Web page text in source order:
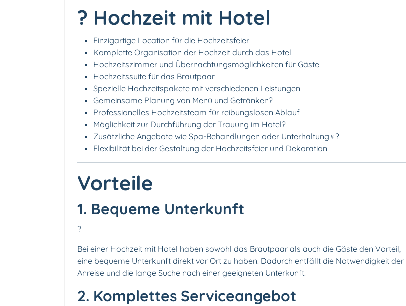
? Hochzeit mit Hotel
Einzigartige Location für die Hochzeitsfeier
Komplette Organisation der Hochzeit durch das Hotel
Hochzeitszimmer und Übernachtungsmöglichkeiten für Gäste️
Hochzeitssuite für das Brautpaar
Spezielle Hochzeitspakete mit verschiedenen Leistungen
Gemeinsame Planung von Menü und Getränken️?
Professionelles Hochzeitsteam für reibungslosen Ablauf
Möglichkeit zur Durchführung der Trauung im Hotel?
Zusätzliche Angebote wie Spa-Behandlungen oder Unterhaltung‍♀️?
Flexibilität bei der Gestaltung der Hochzeitsfeier und Dekoration
Vorteile
1. Bequeme Unterkunft
?
Bei einer Hochzeit mit Hotel haben sowohl das Brautpaar als auch die Gäste den Vorteil,
eine bequeme Unterkunft direkt vor Ort zu haben. Dadurch entfällt die Notwendigkeit der
Anreise und die lange Suche nach einer geeigneten Unterkunft.
2. Komplettes Serviceangebot